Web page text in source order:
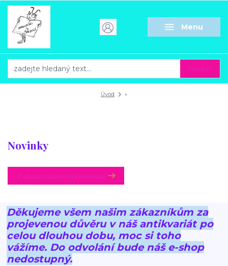
Menu
Úvod »
Novinky
Děkujeme všem našim zákazníkům za
projevenou důvěru v náš antikvariát po
celou dlouhou dobu, moc si toho
vážíme. Do odvolání bude náš e-shop
nedostupný.